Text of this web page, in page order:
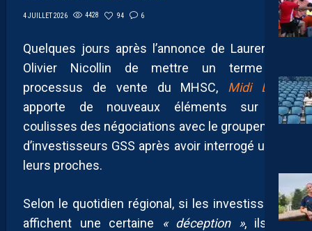
4 JUILLET 2026 4428 94 6
Quelques jours après l’annonce de Laurent et
Olivier Nicollin de mettre un terme au
processus de vente du MHSC, Midi Libre
apporte de nouveaux éléments sur les
coulisses des négociations avec le groupement
d’investisseurs GSS après avoir interrogé un de
leurs proches.
Selon le quotidien régional, si les investisseurs
affichent une certaine
« déception », ils ne